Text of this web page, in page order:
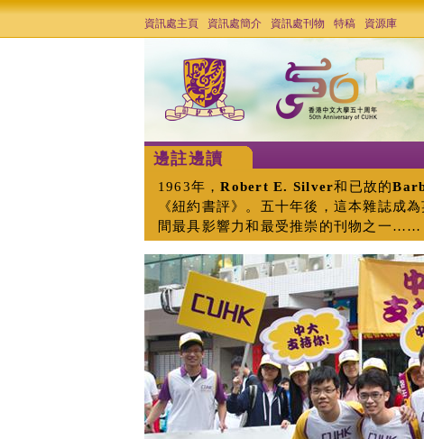
資訊處主頁 資訊處簡介 資訊處刊物 特稿 資源庫
邊註邊讀
1963年，Robert E. Silver和已故的
《紐約書評》。五十年後，這本雜誌成
間最具影響力和最受推崇的刊物之一……